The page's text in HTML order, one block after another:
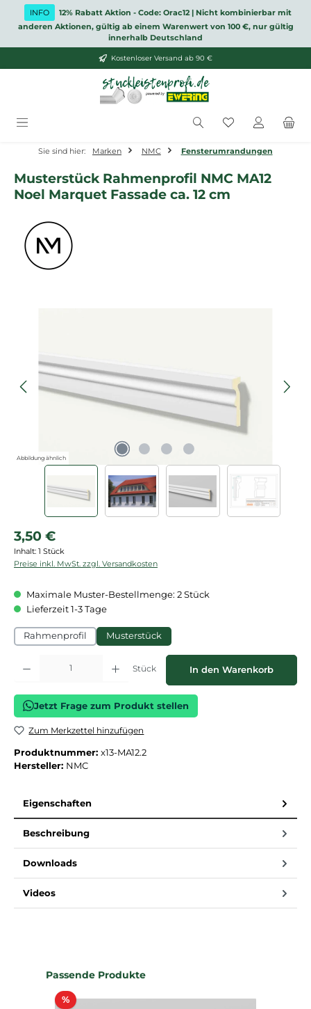
Zum Hauptinhalt springen
INFO
12% Rabatt Aktion - Code: Orac12 | Nicht kombinierbar mit
anderen Aktionen, gültig ab einem Warenwert von 100 €, nur gültig
innerhalb Deutschland
Kostenloser Versand ab 90 €
Du hast 0
Sie sind hier: Marken NMC Fensterumrandungen
Musterstück Rahmenprofil NMC MA12
Noel Marquet Fassade ca. 12 cm
Abbildung ähnlich
Regulärer Preis:
3,50 €
Inhalt: 1 Stück
Preise inkl. MwSt. zzgl. Versandkosten
Maximale Muster-Bestellmenge: 2 Stück
Lieferzeit 1-3 Tage
Rahmenprofil Musterstück
Produkt Anzahl: Gib den gewünschten Wert ein oder benutze die
Stück In den Warenkorb
Jetzt Frage zum Produkt stellen
Zum Merkzettel hinzufügen
Produktnummer: x13-MA12.2
Hersteller: NMC
Eigenschaften
Beschreibung
Downloads
Videos
Produktgalerie überspringen
Passende Produkte
%Rabatt